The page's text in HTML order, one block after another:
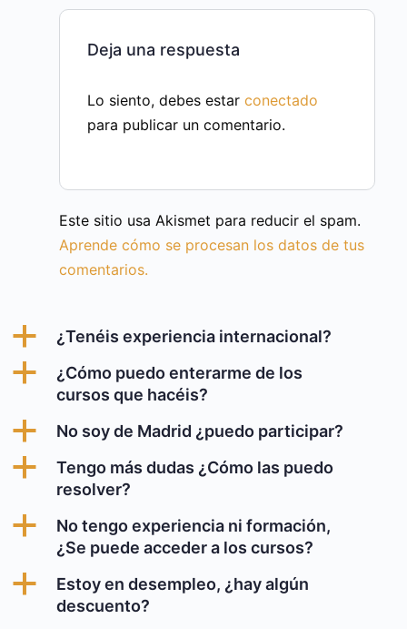
Deja una respuesta
Lo siento, debes estar conectado
para publicar un comentario.
Este sitio usa Akismet para reducir el spam.
Aprende cómo se procesan los datos de tus
comentarios.
a ¿Tenéis experiencia internacional?
a
¿Cómo puedo enterarme de los
cursos que hacéis?
a No soy de Madrid ¿puedo participar?
a
Tengo más dudas ¿Cómo las puedo
resolver?
a
No tengo experiencia ni formación,
¿Se puede acceder a los cursos?
a
Estoy en desempleo, ¿hay algún
descuento?